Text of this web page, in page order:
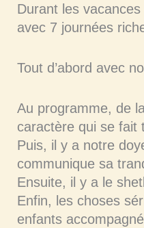
Durant les
avec 7 journées
Tout d’abord avec
Au programme, de
caractère qui se fait
Puis, il y a notre
communique sa
Ensuite, il y a le
Enfin, les choses
enfants